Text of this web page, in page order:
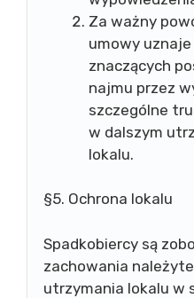
Za ważny
umowy
znaczących
najmu przez
szczególne
w dalszym
lokalu.
§5. Ochrona lokalu
Spadkobiercy są
zachowania
utrzymania lokalu w